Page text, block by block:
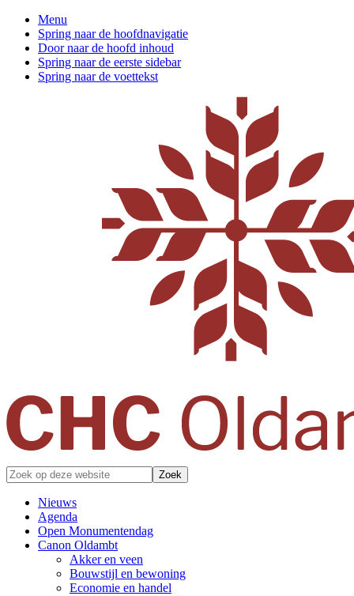
Menu
Spring naar de hoofdnavigatie
Door naar de hoofd inhoud
Spring naar de eerste sidebar
Spring naar de voettekst
Zonder
verleden
geen
toekomst
Zoek
op
deze
website
Nieuws
Agenda
Open Monumentendag
Canon Oldambt
Akker en veen
Bouwstijl en bewoning
Economie en handel